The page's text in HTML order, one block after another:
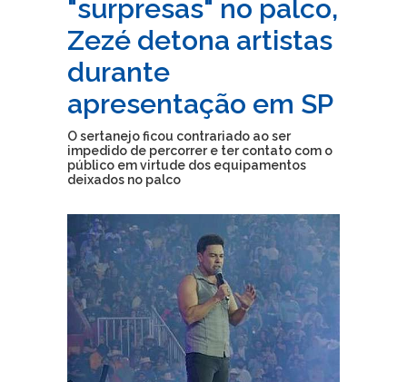
"surpresas" no palco,
Zezé detona artistas
durante
apresentação em SP
O sertanejo ficou contrariado ao ser
impedido de percorrer e ter contato com o
público em virtude dos equipamentos
deixados no palco